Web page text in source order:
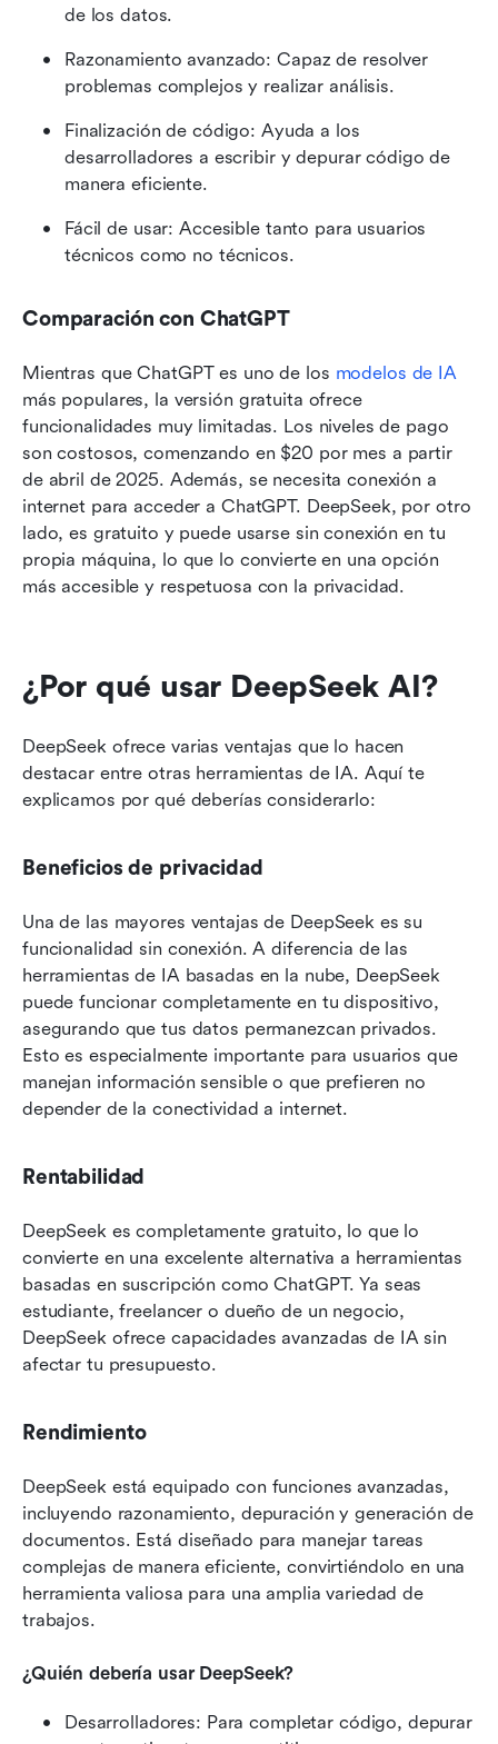
de los datos.
Razonamiento avanzado: Capaz de resolver
problemas complejos y realizar análisis.
Finalización de código: Ayuda a los
desarrolladores a escribir y depurar código de
manera eficiente.
Fácil de usar: Accesible tanto para usuarios
técnicos como no técnicos.
Comparación con ChatGPT
Mientras que ChatGPT es uno de los modelos de IA
más populares, la versión gratuita ofrece
funcionalidades muy limitadas. Los niveles de pago
son costosos, comenzando en $20 por mes a partir
de abril de 2025. Además, se necesita conexión a
internet para acceder a ChatGPT. DeepSeek, por otro
lado, es gratuito y puede usarse sin conexión en tu
propia máquina, lo que lo convierte en una opción
más accesible y respetuosa con la privacidad.
¿Por qué usar DeepSeek AI?
DeepSeek ofrece varias ventajas que lo hacen
destacar entre otras herramientas de IA. Aquí te
explicamos por qué deberías considerarlo:
Beneficios de privacidad
Una de las mayores ventajas de DeepSeek es su
funcionalidad sin conexión. A diferencia de las
herramientas de IA basadas en la nube, DeepSeek
puede funcionar completamente en tu dispositivo,
asegurando que tus datos permanezcan privados.
Esto es especialmente importante para usuarios que
manejan información sensible o que prefieren no
depender de la conectividad a internet.
Rentabilidad
DeepSeek es completamente gratuito, lo que lo
convierte en una excelente alternativa a herramientas
basadas en suscripción como ChatGPT. Ya seas
estudiante, freelancer o dueño de un negocio,
DeepSeek ofrece capacidades avanzadas de IA sin
afectar tu presupuesto.
Rendimiento
DeepSeek está equipado con funciones avanzadas,
incluyendo razonamiento, depuración y generación de
documentos. Está diseñado para manejar tareas
complejas de manera eficiente, convirtiéndolo en una
herramienta valiosa para una amplia variedad de
trabajos.
¿Quién debería usar DeepSeek?
Desarrolladores: Para completar código, depurar